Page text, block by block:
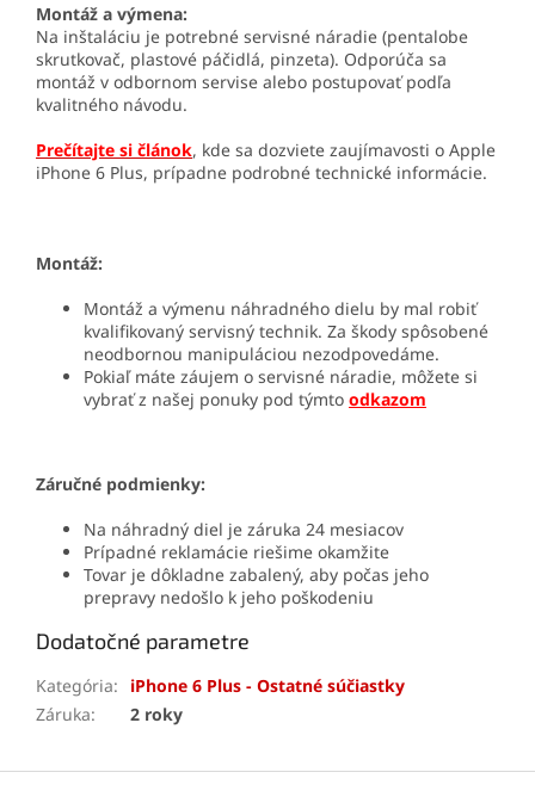
Montáž a výmena:
Na inštaláciu je potrebné servisné náradie (pentalobe
skrutkovač, plastové páčidlá, pinzeta). Odporúča sa
montáž v odbornom servise alebo postupovať podľa
kvalitného návodu.
Prečítajte si článok, kde sa dozviete zaujímavosti o Apple
iPhone 6 Plus, prípadne podrobné technické informácie.
Montáž:
Montáž a výmenu náhradného dielu by mal robiť
kvalifikovaný servisný technik. Za škody spôsobené
neodbornou manipuláciou nezodpovedáme.
Pokiaľ máte záujem o servisné náradie, môžete si
vybrať z našej ponuky pod týmto odkazom
Záručné podmienky:
Na náhradný diel je záruka 24 mesiacov
Prípadné reklamácie riešime okamžite
Tovar je dôkladne zabalený, aby počas jeho
prepravy nedošlo k jeho poškodeniu
Dodatočné parametre
Kategória:
iPhone 6 Plus - Ostatné súčiastky
Záruka: 2 roky